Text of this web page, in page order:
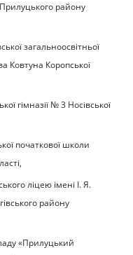
району
загальноосвітньої
Ковтуна Коропської
гімназії № 3 Носівської
початкової школи
ліцею імені І. Я.
району
«Прилуцький